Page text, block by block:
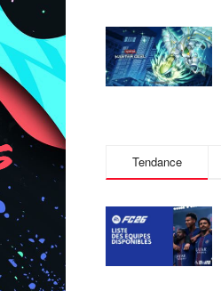
Tendance